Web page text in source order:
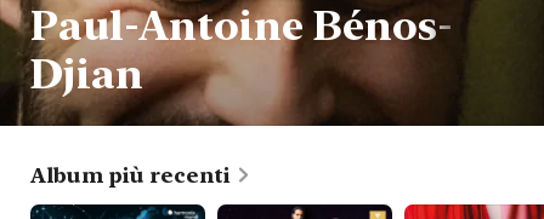
Paul-Antoine Bénos-
Djian
Album più recenti